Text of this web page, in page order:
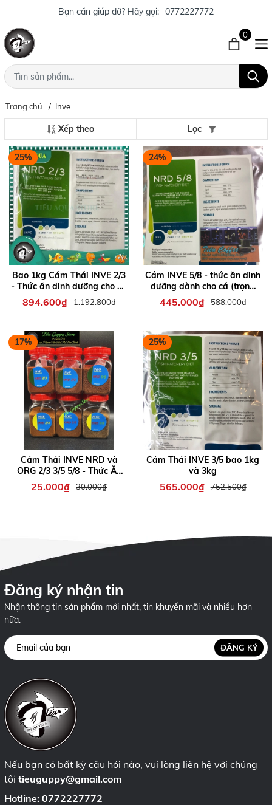
Bạn cần giúp đỡ? Hãy gọi: 0772227772
0
Trang chủ Inve
Xếp theo Lọc
25%
Bao 1kg Cám Thái INVE 2/3
- Thức ăn dinh dưỡng cho cá
con
894.600₫ 1.192.800₫
24%
Cám INVE 5/8 - thức ăn dinh
dưỡng dành cho cá (trọng
lượng 1kg và 3kg)
445.000₫ 588.000₫
17%
Cám Thái INVE NRD và
ORG 2/3 3/5 5/8 - Thức Ăn
Chuyên Dụng cho Cá Cảnh
Nhỏ
25.000₫ 30.000₫
25%
Cám Thái INVE 3/5 bao 1kg
và 3kg
565.000₫ 752.500₫
Đăng ký nhận tin
Nhận thông tin sản phẩm mới nhất, tin khuyến mãi và nhiều hơn
nữa.
ĐĂNG KÝ
Nếu bạn có bất kỳ câu hỏi nào, vui lòng liên hệ với chúng
tôi tieuguppy@gmail.com
Hotline: 0772227772